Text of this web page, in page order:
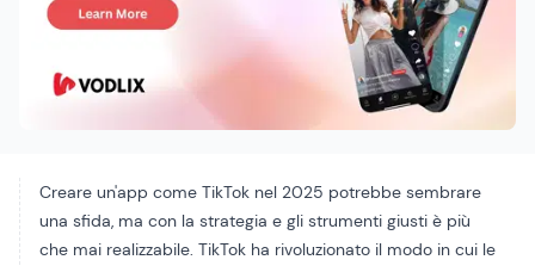
Creare un'app come TikTok nel 2025 potrebbe sembrare
una sfida, ma con la strategia e gli strumenti giusti è più
che mai realizzabile. TikTok ha rivoluzionato il modo in cui le